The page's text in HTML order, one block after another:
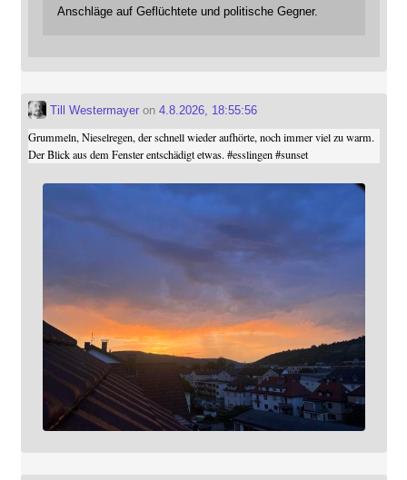
Anschläge auf Geflüchtete und politische Gegner.
Till Westermayeron 4.8.2026, 18:55:56
Grummeln, Nieselregen, der schnell wieder aufhörte, noch immer viel zu warm.
Der Blick aus dem Fenster entschädigt etwas. #esslingen #sunset